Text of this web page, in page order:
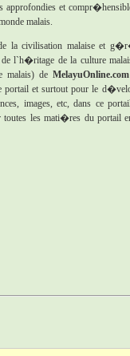
approfondies et
malais.
civilisation malaise et
l`h�ritage de la culture
malais) de MelayuOnline.com
et surtout pour le
images, etc, dans ce
toutes les mati�res du portail